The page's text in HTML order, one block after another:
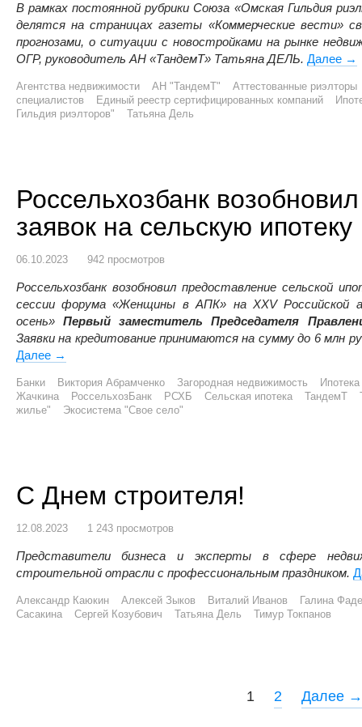
В рамках постоянной рубрики Союза «Омская Гильдия
делятся на страницах газеты «Коммерческие вести»
прогнозами, о ситуации с новостройками на рынке
ОГР, руководитель АН «ТандемТ» Татьяна ДЕЛЬ. Далее →
Агентства недвижимости АН "ТандемТ"
Аттестованные риэлторы
специалистов
Единый реестр сертифицированных компаний
Гильдия риэлторов"
Татьяна Дель
Россельхозбанк
заявок на сельскую ипотеку
06.10.2023 942 просмотров
Россельхозбанк возобновил предоставление сельской
сессии форума «Женщины в АПК» на ХХV Российской
осень» Первый заместитель Председателя
Заявки на кредитование принимаются на сумму до 6 млн
Далее Россельхозбанк возобновил для омичей приём
→
Банки Виктория Абрамченко Загородная недвижимость
Ипотека
Жачкина
РоссельхозБанк РСХБ Сельская ипотека ТандемТ
жилье"
Экосистема "Свое село"
С Днем строителя!
12.08.2023 1 243 просмотров
Представители бизнеса и эксперты в сфере
строительной отрасли с профессиональным праздником.
Александр Каюкин Алексей Зыков Виталий Иванов
Галина
Сасакина
Сергей Козубович Татьяна Дель Тимур Токпанов
1 2 Далее